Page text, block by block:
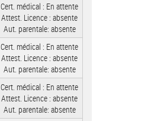
Cert. médical : En attente
Attest. Licence : absente
Aut. parentale: absente
Cert. médical : En attente
Attest. Licence : absente
Aut. parentale: absente
Cert. médical : En attente
Attest. Licence : absente
Aut. parentale: absente